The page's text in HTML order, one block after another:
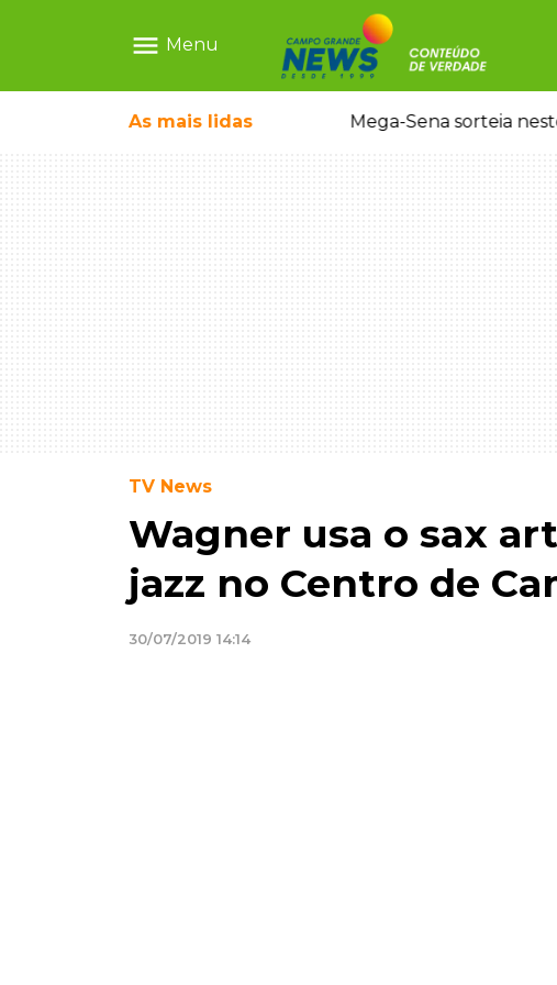
menu Menu
As mais lidas
em sequestro de bebê na Capital Mega-Sena sorteia
TV News
Wagner usa o sax
jazz no Centro de
30/07/2019 14:14